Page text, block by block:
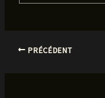
PRÉCÉDENT